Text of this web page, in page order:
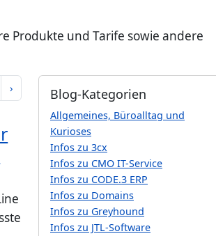
Produkte und Tarife sowie andere
› Blog-Kategorien
Allgemeines, Büroalltag und
Kurioses
Infos zu 3cx
Infos zu CMO IT-Service
Infos zu CODE.3 ERP
Infos zu Domains
Infos zu Greyhound
Infos zu JTL-Software